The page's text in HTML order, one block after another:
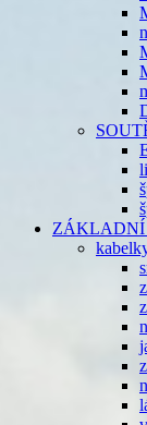
ZÁKLADNÍ